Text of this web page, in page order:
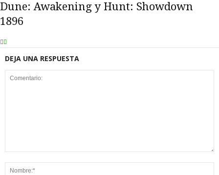
Dune: Awakening y Hunt: Showdown
1896
DEJA UNA RESPUESTA